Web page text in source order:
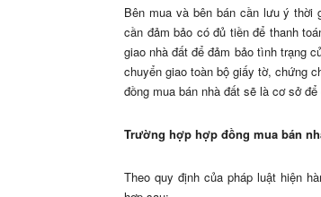
Bên mua và bên bán cần lưu ý thời
cần đảm bảo có đủ tiền để thanh
giao nhà đất để đảm bảo tình trạng
chuyển giao toàn bộ giấy tờ, chứng
đồng mua bán nhà đất sẽ là cơ sở
Trường hợp hợp đồng mua bán
Theo quy định của pháp luật hiện